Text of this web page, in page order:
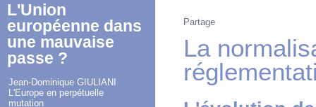
L'Union
européenne dans
une mauvaise
passe ?
Jean-Dominique GIULIANI
L'Europe en perpétuelle
mutation
Partage
La